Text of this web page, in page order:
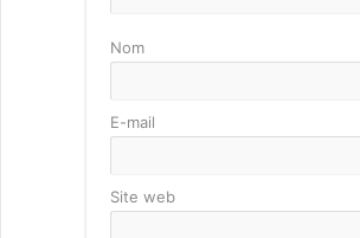
Nom
E-mail
Site web